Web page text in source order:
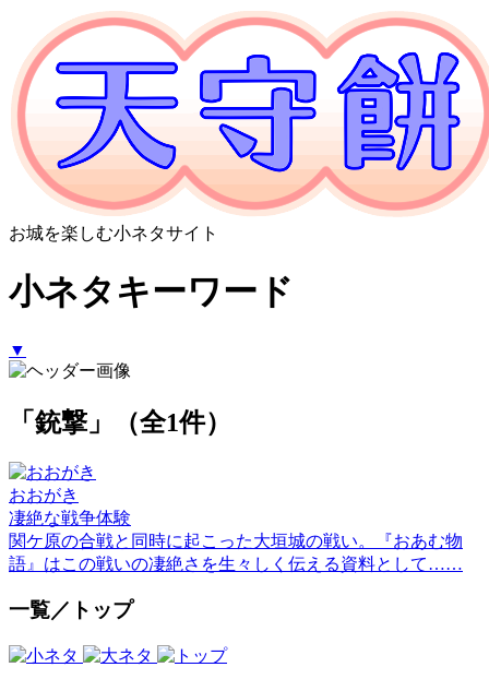
お城を楽しむ小ネタサイト
小ネタキーワード
▼
「銃撃」（全1件）
おおがき
凄絶な戦争体験
関ケ原の合戦と同時に起こった大垣城の戦い。『おあむ物
語』はこの戦いの凄絶さを生々しく伝える資料として……
一覧／トップ